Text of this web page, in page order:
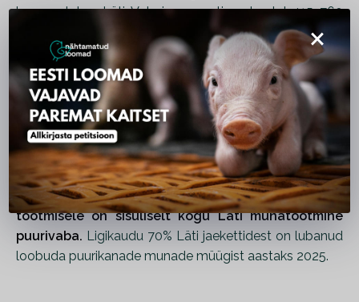
kus peetakse Läti Veterinaarameti andmetel 415 760
munakana ehk 12% kõigist Läti munakanadest8. Sellest
farmist pärinevad Oluksne õrrekanamunad on ka Eestis
Rimi kauplustes saadaval ja ettevõte on teada andnud
plaanist Eesti turule veelgi enam laieneda pakkudes
just õrrekanade mune. Järgmise paari aastaga plaanib
APF Holdings eelkõige õrrepidamisega tootmist 60%
võrra suurendada9.
Nende kahe suurtootja üleminekul puurivabale
tootmisele on sisuliselt kogu Läti munatootmine
puurivaba. Ligikaudu 70% Läti jaekettidest on lubanud
loobuda puurikanade munade müügist aastaks 2025.
×